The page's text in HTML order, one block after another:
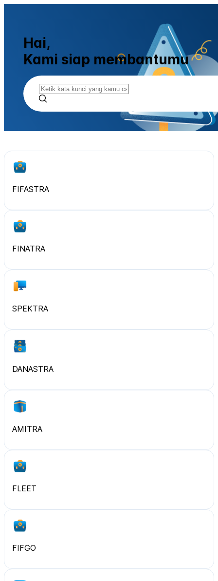
Hai,
Kami siap membantumu
FIFASTRA
FINATRA
SPEKTRA
DANASTRA
AMITRA
FLEET
FIFGO